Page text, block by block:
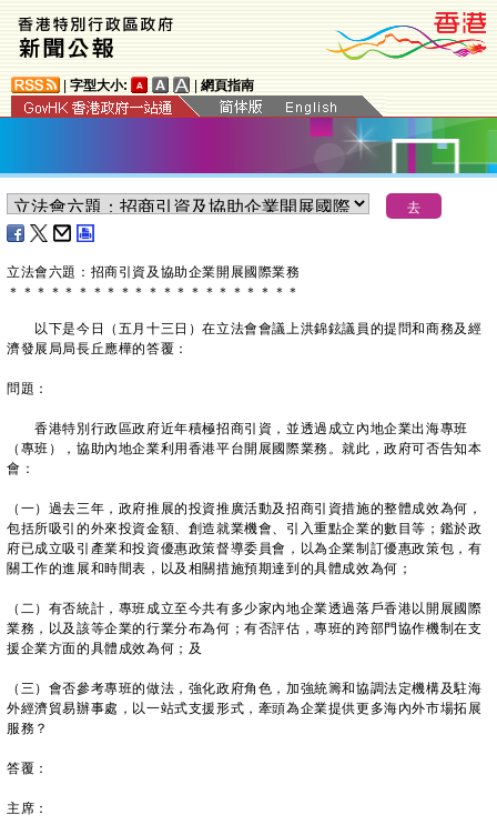
字型大小: 網頁指南
立法會六題：招商引資及協助企業開展國際業務
＊ ＊ ＊ ＊ ＊ ＊ ＊ ＊ ＊ ＊ ＊ ＊ ＊ ＊ ＊ ＊ ＊ ＊ ＊ ＊ ＊
以下是今日（五月十三日）在立法會會議上洪錦鉉議員的提問和商務及經
濟發展局局長丘應樺的答覆：
問題：
香港特別行政區政府近年積極招商引資，並透過成立內地企業出海專班
（專班），協助內地企業利用香港平台開展國際業務。就此，政府可否告知本
會：
（一）過去三年，政府推展的投資推廣活動及招商引資措施的整體成效為何，
包括所吸引的外來投資金額、創造就業機會、引入重點企業的數目等；鑑於政
府已成立吸引產業和投資優惠政策督導委員會，以為企業制訂優惠政策包，有
關工作的進展和時間表，以及相關措施預期達到的具體成效為何；
（二）有否統計，專班成立至今共有多少家內地企業透過落戶香港以開展國際
業務，以及該等企業的行業分布為何；有否評估，專班的跨部門協作機制在支
援企業方面的具體成效為何；及
（三）會否參考專班的做法，強化政府角色，加強統籌和協調法定機構及駐海
外經濟貿易辦事處，以一站式支援形式，牽頭為企業提供更多海內外市場拓展
服務？
答覆：
主席：